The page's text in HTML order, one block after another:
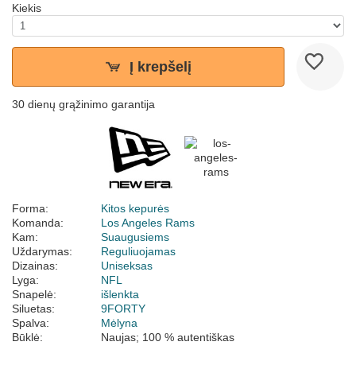
Kiekis
Į krepšelį
30 dienų grąžinimo garantija
Forma:
Kitos kepurės
Komanda:
Los Angeles Rams
Kam:
Suaugusiems
Uždarymas:
Reguliuojamas
Dizainas:
Uniseksas
Lyga:
NFL
Snapelė:
išlenkta
Siluetas:
9FORTY
Spalva:
Mėlyna
Būklė:
Naujas; 100 % autentiškas